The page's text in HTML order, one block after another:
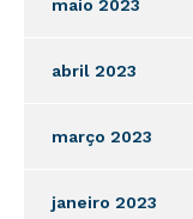
maio 2023
abril 2023
março 2023
janeiro 2023